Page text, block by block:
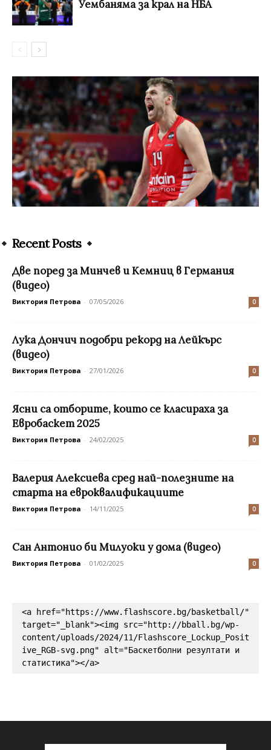
Уембаняма за крал на НБА
Recent Posts
Две поред за Минчев и Кемниц в Германия
(видео)
Виктория Петрова - 07/05/2026 0
Лука Дончич подобри рекорд на Лейкърс
(видео)
Виктория Петрова - 27/01/2026 0
Ясни са отборите, които се класираха за
Евробаскет 2025
Виктория Петрова - 24/02/2025 0
Валерия Алексиева сред най-полезните на
старта на евроквалификациите
Виктория Петрова - 14/11/2025 0
Сан Антонио би Милуоки у дома (видео)
Виктория Петрова - 01/02/2025 0
<a href="https://www.flashscore.bg/basketball/"
target="_blank"><img src="http://bball.bg/wp-
content/uploads/2024/11/Flashscore_Lockup_Posit
ive_RGB-svg.png" alt="Баскетболни резултати и
статистика"></a>